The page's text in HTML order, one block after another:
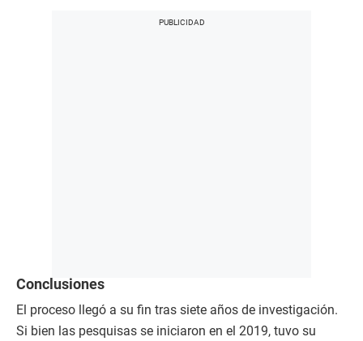
Conclusiones
El proceso llegó a su fin tras siete años de investigación.
Si bien las pesquisas se iniciaron en el 2019, tuvo su